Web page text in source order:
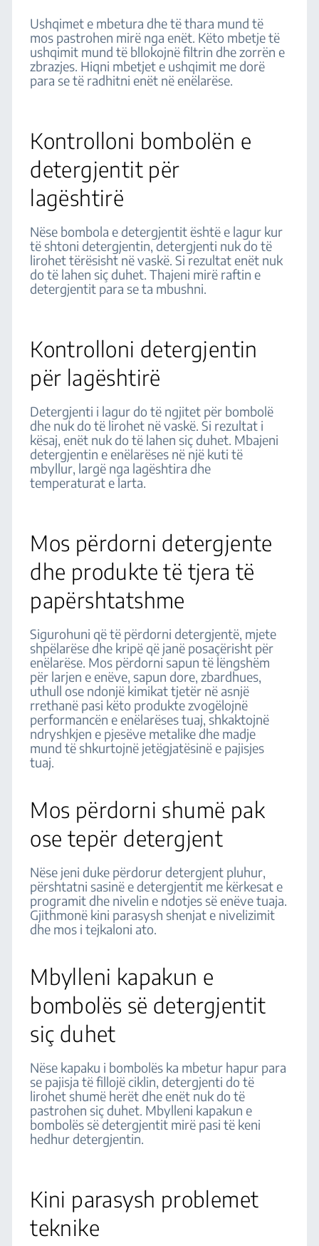
Ushqimet e mbetura dhe të thara mund të
mos pastrohen mirë nga enët. Këto mbetje të
ushqimit mund të bllokojnë filtrin dhe zorrën e
zbrazjes. Hiqni mbetjet e ushqimit me dorë
para se të radhitni enët në enëlarëse.
Kontrolloni bombolën e
detergjentit për
lagështirë
Nëse bombola e detergjentit është e lagur kur
të shtoni detergjentin, detergjenti nuk do të
lirohet tërësisht në vaskë. Si rezultat enët nuk
do të lahen siç duhet. Thajeni mirë raftin e
detergjentit para se ta mbushni.
Kontrolloni detergjentin
për lagështirë
Detergjenti i lagur do të ngjitet për bombolë
dhe nuk do të lirohet në vaskë. Si rezultat i
kësaj, enët nuk do të lahen siç duhet. Mbajeni
detergjentin e enëlarëses në një kuti të
mbyllur, largë nga lagështira dhe
temperaturat e larta.
Mos përdorni detergjente
dhe produkte të tjera të
papërshtatshme
Sigurohuni që të përdorni detergjentë, mjete
shpëlarëse dhe kripë që janë posaçërisht për
enëlarëse. Mos përdorni sapun të lëngshëm
për larjen e enëve, sapun dore, zbardhues,
uthull ose ndonjë kimikat tjetër në asnjë
rrethanë pasi këto produkte zvogëlojnë
performancën e enëlarëses tuaj, shkaktojnë
ndryshkjen e pjesëve metalike dhe madje
mund të shkurtojnë jetëgjatësinë e pajisjes
tuaj.
Mos përdorni shumë pak
ose tepër detergjent
Nëse jeni duke përdorur detergjent pluhur,
përshtatni sasinë e detergjentit me kërkesat e
programit dhe nivelin e ndotjes së enëve tuaja.
Gjithmonë kini parasysh shenjat e nivelizimit
dhe mos i tejkaloni ato.
Mbylleni kapakun e
bombolës së detergjentit
siç duhet
Nëse kapaku i bombolës ka mbetur hapur para
se pajisja të fillojë ciklin, detergjenti do të
lirohet shumë herët dhe enët nuk do të
pastrohen siç duhet. Mbylleni kapakun e
bombolës së detergjentit mirë pasi të keni
hedhur detergjentin.
Kini parasysh problemet
teknike